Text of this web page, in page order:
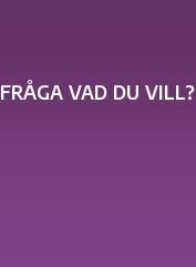
FRÅGA VAD DU VILL?